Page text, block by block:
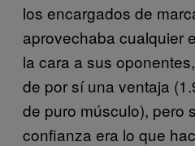
los encargados de
aprovechaba cualquier
la cara a sus
de por sí una ventaja
de puro músculo), pero
confianza era lo que